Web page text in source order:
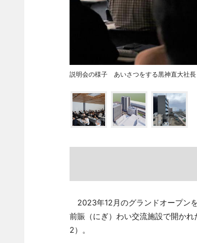
説明会の様子 あいさつをする黒神直大社長
2023年12月のグランドオープン
前賑（にぎ）わい交流施設で開か
2）。